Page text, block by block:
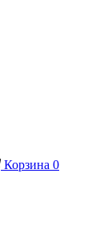
Корзина 0